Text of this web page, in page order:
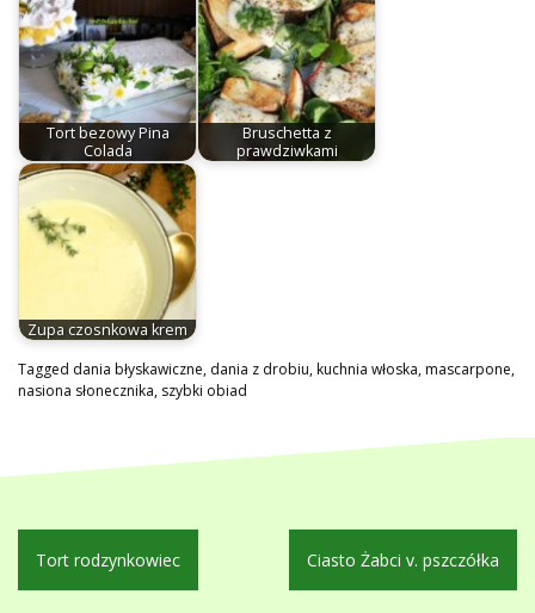
Tort bezowy Pina
Colada
Bruschetta z
prawdziwkami
Zupa czosnkowa krem
Tagged dania błyskawiczne, dania z drobiu,kuchnia włoska,mascarpone,
nasiona słonecznika, szybki obiad
Nawigacja
wpisu
Tort rodzynkowiec Ciasto Żabci v. pszczółka